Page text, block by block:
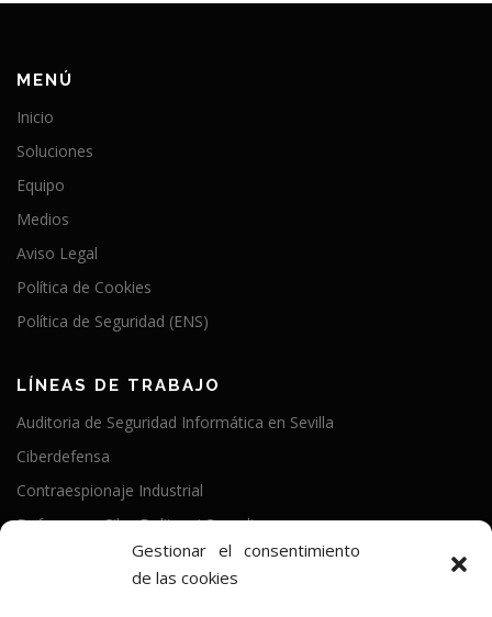
Gestionar el consentimiento
de las cookies
MENÚ
Inicio
Soluciones
Equipo
Medios
Aviso Legal
Política de Cookies
Política de Seguridad (ENS)
LÍNEAS DE TRABAJO
Auditoria de Seguridad Informática en Sevilla
Ciberdefensa
Contraespionaje Industrial
Defensa en CiberDelitos / Compliance
Política de Seguridad